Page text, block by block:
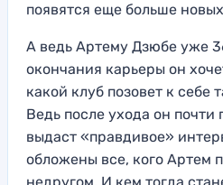
появятся еще больше
А ведь Артему Дзюбе уже
окончания карьеры он
какой клуб позовет к себе
Ведь после ухода он почти
выдаст «правдивое»
обложены все, кого Артем